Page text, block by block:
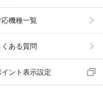
応機種一覧
くある質問
イント表示設定